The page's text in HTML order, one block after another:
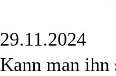
29.11.2024
Kann man ihn